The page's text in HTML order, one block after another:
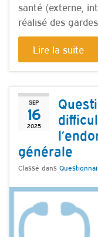
santé (externe,
réalisé des
Lire la suite
SEP
16
2025
générale
Classé dans